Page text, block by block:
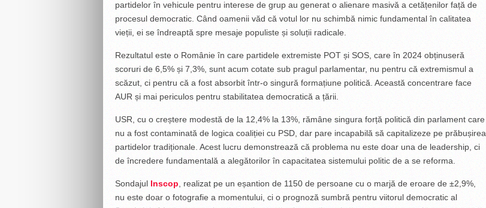
partidelor în vehicule pentru interese de grup au generat o alienare masivă a cetățenilor față de
procesul democratic. Când oamenii văd că votul lor nu schimbă nimic fundamental în calitatea
vieții, ei se îndreaptă spre mesaje populiste și soluții radicale.
Rezultatul este o Românie în care partidele extremiste POT și SOS, care în 2024 obținuseră
scoruri de 6,5% și 7,3%, sunt acum cotate sub pragul parlamentar, nu pentru că extremismul a
scăzut, ci pentru că a fost absorbit într-o singură formațiune politică. Această concentrare face
AUR și mai periculos pentru stabilitatea democratică a țării.
USR, cu o creștere modestă de la 12,4% la 13%, rămâne singura forță politică din parlament care
nu a fost contaminată de logica coaliției cu PSD, dar pare incapabilă să capitalizeze pe prăbușirea
partidelor tradiționale. Acest lucru demonstrează că problema nu este doar una de leadership, ci
de încredere fundamentală a alegătorilor în capacitatea sistemului politic de a se reforma.
Sondajul Inscop , realizat pe un eșantion de 1150 de persoane cu o marjă de eroare de ±2,9%,
nu este doar o fotografie a momentului, ci o prognoză sumbră pentru viitorul democratic al